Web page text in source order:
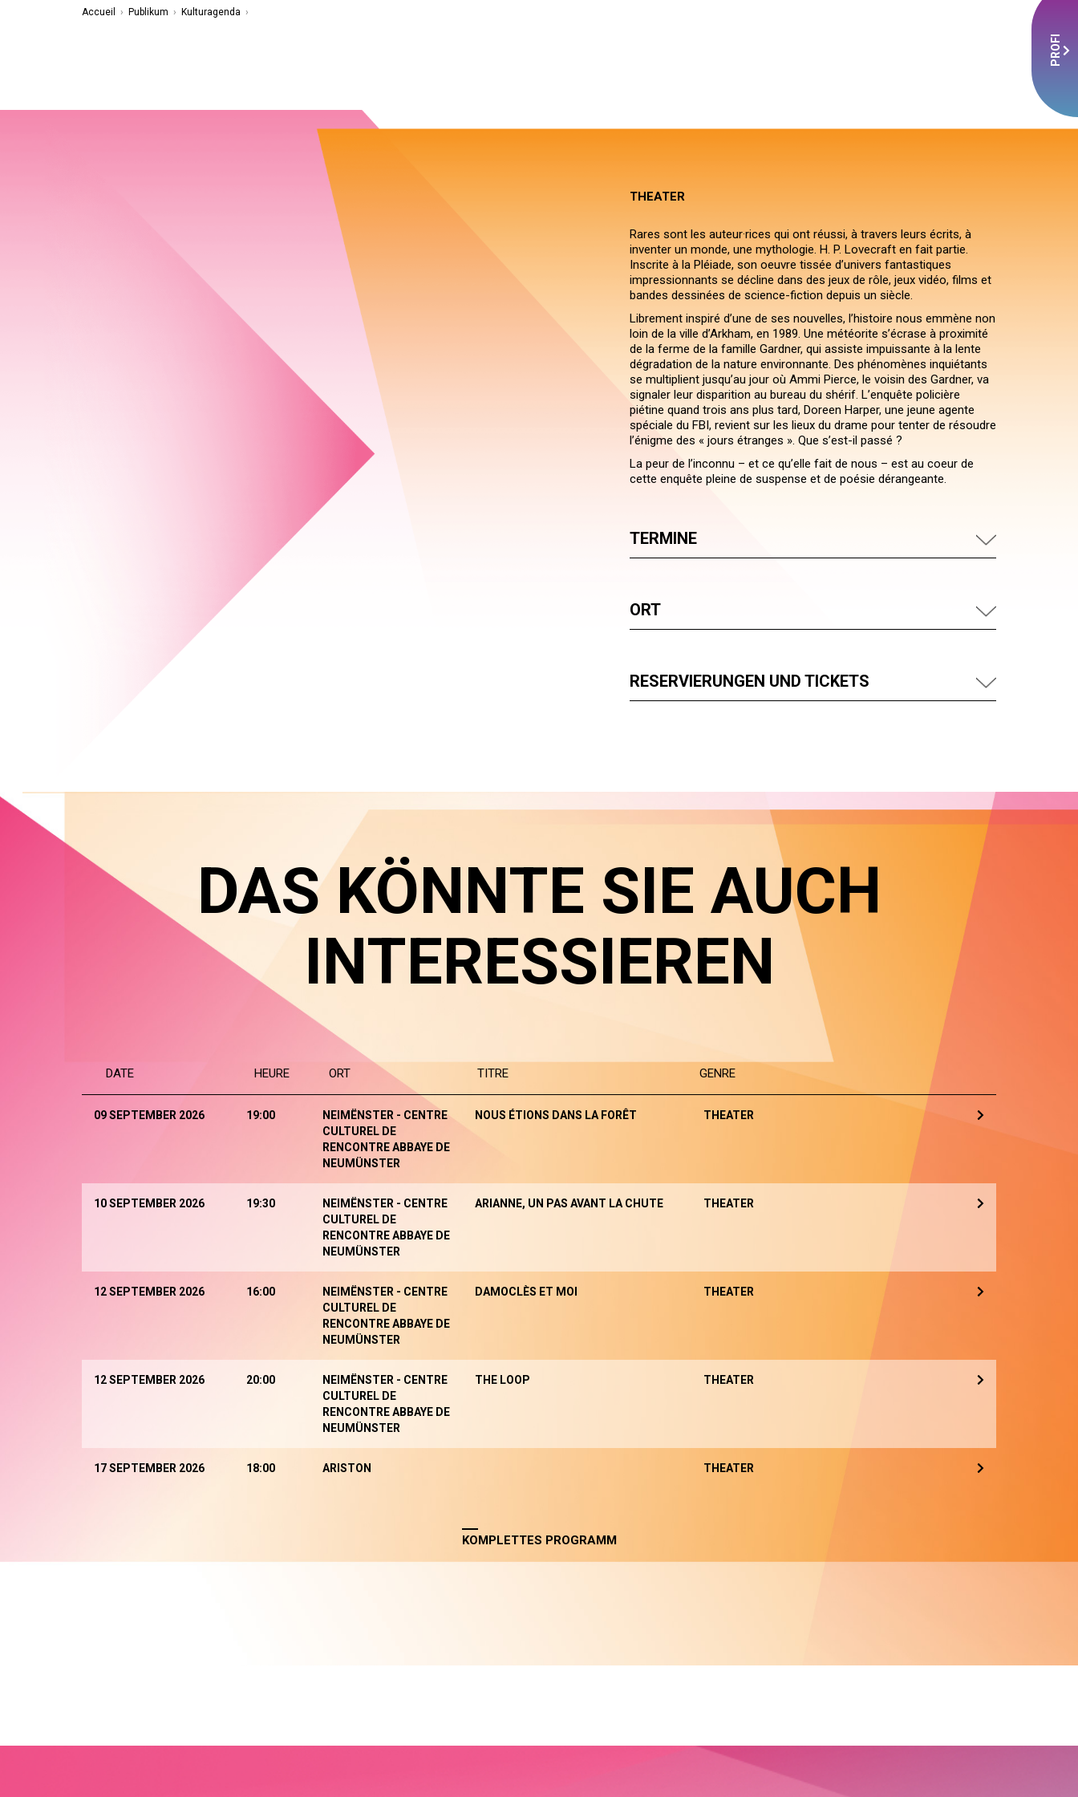
PROFI
Accueil › Publikum › Kulturagenda ›
THEATER
Rares sont les auteur·rices qui ont réussi, à travers leurs écrits, à
inventer un monde, une mythologie. H. P. Lovecraft en fait partie.
Inscrite à la Pléiade, son oeuvre tissée d’univers fantastiques
impressionnants se décline dans des jeux de rôle, jeux vidéo, films et
bandes dessinées de science-fiction depuis un siècle.
Librement inspiré d’une de ses nouvelles, l’histoire nous emmène non
loin de la ville d’Arkham, en 1989. Une météorite s’écrase à proximité
de la ferme de la famille Gardner, qui assiste impuissante à la lente
dégradation de la nature environnante. Des phénomènes inquiétants
se multiplient jusqu’au jour où Ammi Pierce, le voisin des Gardner, va
signaler leur disparition au bureau du shérif. L’enquête policière
piétine quand trois ans plus tard, Doreen Harper, une jeune agente
spéciale du FBI, revient sur les lieux du drame pour tenter de résoudre
l’énigme des « jours étranges ». Que s’est-il passé ?
La peur de l’inconnu – et ce qu’elle fait de nous – est au coeur de
cette enquête pleine de suspense et de poésie dérangeante.
TERMINE
ORT
RESERVIERUNGEN UND TICKETS
DAS KÖNNTE SIE AUCH
INTERESSIEREN
DATE HEURE ORT TITRE GENRE
09 SEPTEMBER 2026 19:00
NEIMËNSTER - CENTRE
CULTUREL DE
RENCONTRE ABBAYE DE
NEUMÜNSTER
NOUS ÉTIONS DANS LA FORÊT THEATER
10 SEPTEMBER 2026 19:30
NEIMËNSTER - CENTRE
CULTUREL DE
RENCONTRE ABBAYE DE
NEUMÜNSTER
ARIANNE, UN PAS AVANT LA CHUTE THEATER
12 SEPTEMBER 2026 16:00
NEIMËNSTER - CENTRE
CULTUREL DE
RENCONTRE ABBAYE DE
NEUMÜNSTER
DAMOCLÈS ET MOI THEATER
12 SEPTEMBER 2026 20:00
NEIMËNSTER - CENTRE
CULTUREL DE
RENCONTRE ABBAYE DE
NEUMÜNSTER
THE LOOP THEATER
17 SEPTEMBER 2026 18:00 ARISTON THEATER
KOMPLETTES PROGRAMM